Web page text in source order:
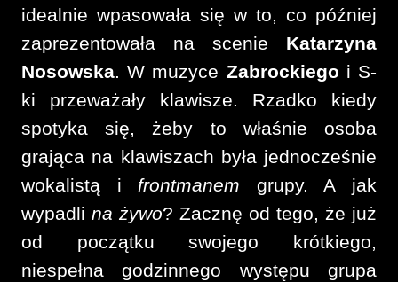
idealnie wpasowała się w to, co później
zaprezentowała na scenie Katarzyna
Nosowska. W muzyce Zabrockiego i S-
ki przeważały klawisze. Rzadko kiedy
spotyka się, żeby to właśnie osoba
grająca na klawiszach była jednocześnie
wokalistą ifrontmanem grupy. A jak
wypadli na żywo? Zacznę od tego, że już
od początku swojego krótkiego,
niespełna godzinnego występu grupa